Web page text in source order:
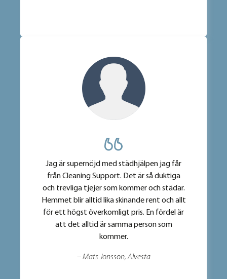
Jag är supernöjd med städhjälpen jag får
från Cleaning Support. Det är så duktiga
och trevliga tjejer som kommer och städar.
Hemmet blir alltid lika skinande rent och allt
för ett högst överkomligt pris. En fördel är
att det alltid är samma person som
kommer.
– Mats Jonsson, Alvesta